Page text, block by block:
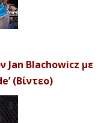
Blachowicz με
(Βίντεο)